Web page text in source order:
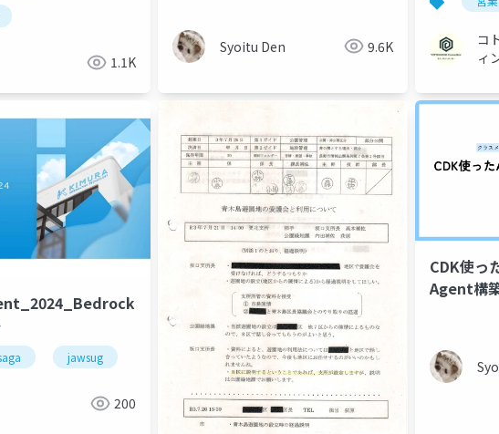
1.1K
Syoitu Den 9.6K
コ
ィ
ン
jawsug
200
CDK使
Agent構